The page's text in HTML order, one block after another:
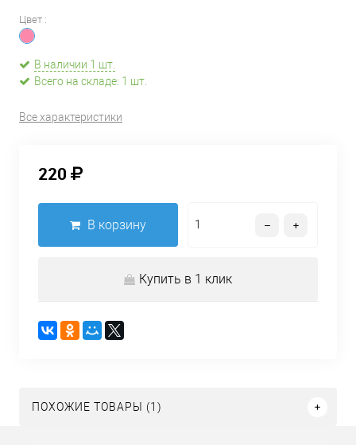
Цвет :
В наличии 1 шт.
Всего на складе: 1 шт.
Все характеристики
220
В корзину
Купить в 1 клик
ПОХОЖИЕ ТОВАРЫ (1)